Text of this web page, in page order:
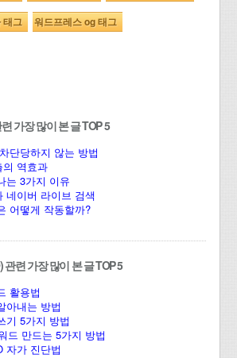
태그 워드프레스 og 태그
가장 많이 본 글 TOP 5
단당하지 않는 방법
의 역효과
는 3가지 이유
네이버 라이브 검색
어떻게 작동할까?
련 가장 많이 본 글 TOP 5
활용법
아내는 방법
기 5가지 방법
드 만드는 5가지 방법
자가 진단법